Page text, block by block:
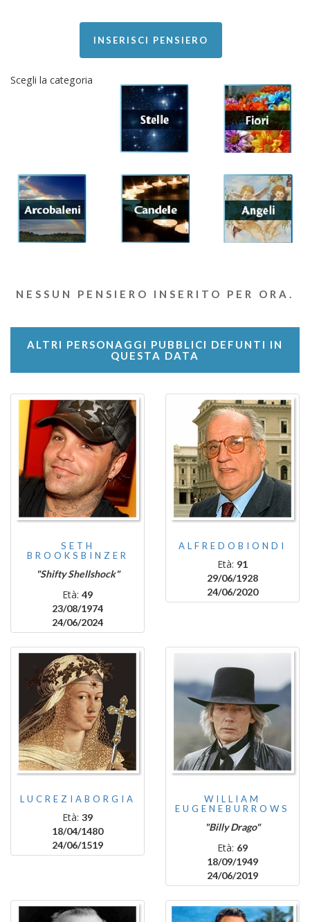
INSERISCI PENSIERO
Scegli la categoria
NESSUN PENSIERO INSERITO PER ORA.
ALTRI PERSONAGGI PUBBLICI DEFUNTI IN
QUESTA DATA
SETH
BROOKSBINZER
"Shifty Shellshock"
Età: 49
23/08/1974
24/06/2024
ALFREDOBIONDI
Età: 91
29/06/1928
24/06/2020
LUCREZIABORGIA
Età: 39
18/04/1480
24/06/1519
WILLIAM
EUGENEBURROWS
"Billy Drago"
Età: 69
18/09/1949
24/06/2019